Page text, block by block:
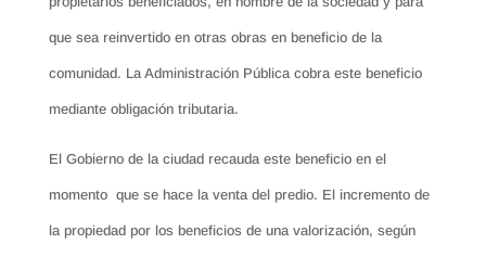
que sea reinvertido en otras obras en beneficio de la
comunidad. La Administración Pública cobra este beneficio
mediante obligación tributaria.
El Gobierno de la ciudad recauda este beneficio en el
momento que se hace la venta del predio. El incremento de
la propiedad por los beneficios de una valorización, según